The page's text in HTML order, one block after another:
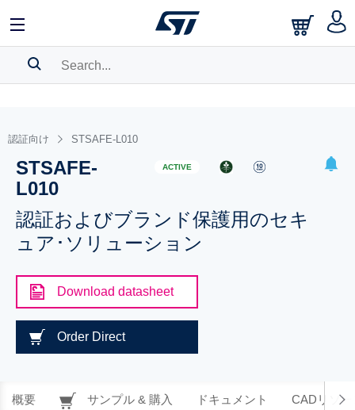
BOOKMARK
Pleaselog in to show your saved searches.
認証向け STSAFE-L010
STSAFE-
L010
ACTIVE
認証およびブランド保護用のセキ
ュア･ソリューション
Download datasheet
Order Direct
概要 サンプル & 購入 ドキュメント CADリソー